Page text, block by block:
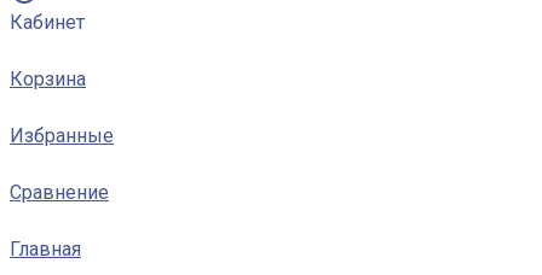
Кабинет
Корзина
Избранные
Сравнение
Главная